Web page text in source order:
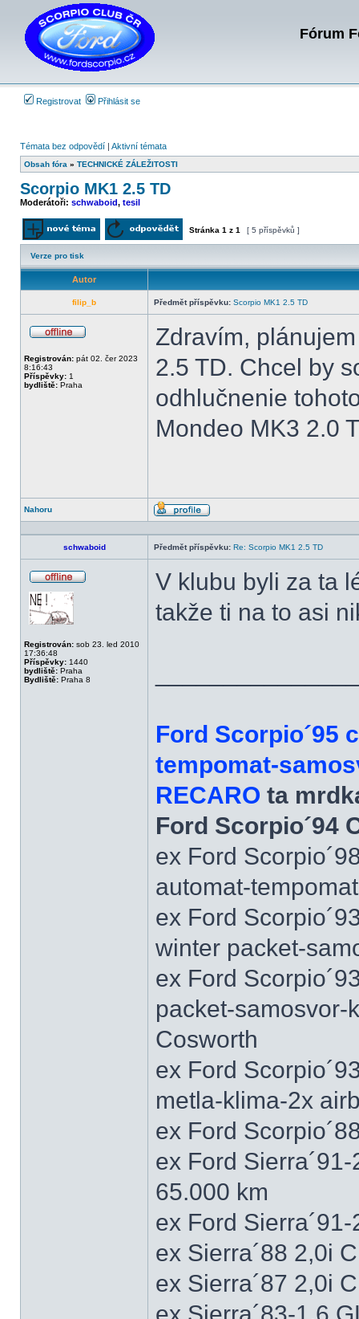
Fórum
Registrovat Přihlásit se
Témata bez odpovědí | Aktivní témata
Obsah fóra » TECHNICKÉ ZÁLEŽITOSTI
Scorpio MK1 2.5 TD
Moderátoři: schwaboid, tesil
Odeslat nové téma Odpovědět na téma
Stránka 1 z 1 [ 5 příspěvků ]
Verze pro tisk
Autor
filip_b Předmět příspěvku: Scorpio MK1 2.5 TD
Registrován: pát 02. čer 2023
8:16:43
Příspěvky: 1
bydliště: Praha
Zdravím,
2.5 TD. Chcel by
odhlučnenie
Mondeo MK3 2.0
Nahoru
Profil
schwaboid Předmět příspěvku: Re: Scorpio MK1 2.5 TD
Registrován: sob 23. led 2010
17:36:48
Příspěvky: 1440
bydliště: Praha
Bydliště: Praha 8
V klubu byli za ta
takže ti na to asi
Ford Scorpio´95
tempomat-
RECARO ta
Ford Scorpio´94
ex Ford
automat-
ex Ford
winter packet-
ex Ford
packet-samosvor-
Cosworth
ex Ford
metla-klima-2x
ex Ford
ex Ford
65.000 km
ex Ford
ex Sierra´88 2,0i
ex Sierra´87 2,0i